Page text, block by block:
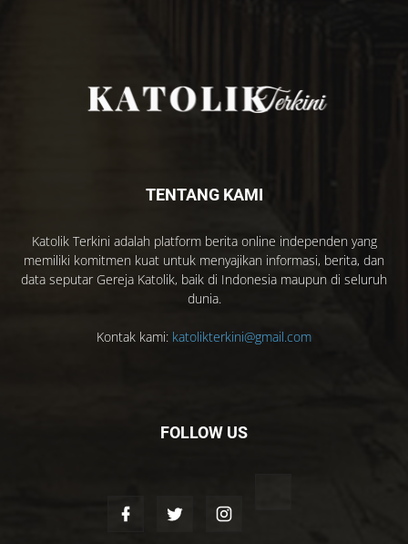
TENTANG KAMI
Katolik Terkini adalah platform berita online independen yang
memiliki komitmen kuat untuk menyajikan informasi, berita, dan
data seputar Gereja Katolik, baik di Indonesia maupun di seluruh
dunia.
Kontak kami: katolikterkini@gmail.com
FOLLOW US